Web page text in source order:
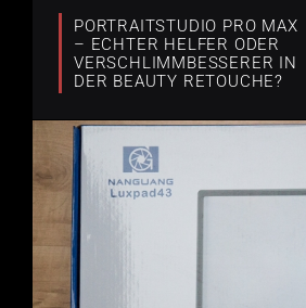
PORTRAITSTUDIO PRO MAX
– ECHTER HELFER ODER
VERSCHLIMMBESSERER IN
DER BEAUTY RETOUCHE?